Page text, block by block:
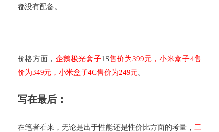
都没有配备。
价格方面， 企鹅极光盒子1S售价为399元，小米盒子4售
价为349元，小米盒子4C售价为249元。
写在最后：
在笔者看来，无论是出于性能还是性价比方面的考量， 三